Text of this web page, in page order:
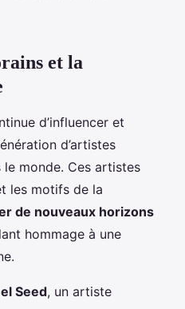
et la
d’influencer et
d’artistes
monde. Ces artistes
les motifs de la
de nouveaux horizons
hommage à une
el Seed, un artiste